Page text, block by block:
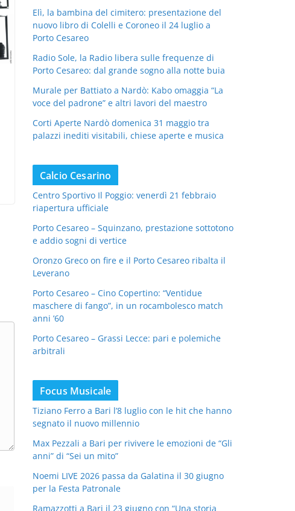
Elì, la bambina del cimitero: presentazione del
nuovo libro di Colelli e Coroneo il 24 luglio a
Porto Cesareo
Radio Sole, la Radio libera sulle frequenze di
Porto Cesareo: dal grande sogno alla notte buia
Murale per Battiato a Nardò: Kabo omaggia “La
voce del padrone” e altri lavori del maestro
Corti Aperte Nardò domenica 31 maggio tra
palazzi inediti visitabili, chiese aperte e musica
Calcio Cesarino
Centro Sportivo Il Poggio: venerdì 21 febbraio
riapertura ufficiale
Porto Cesareo – Squinzano, prestazione sottotono
e addio sogni di vertice
Oronzo Greco on fire e il Porto Cesareo ribalta il
Leverano
Porto Cesareo – Cino Copertino: “Ventidue
maschere di fango”, in un rocambolesco match
anni ’60
Porto Cesareo – Grassi Lecce: pari e polemiche
arbitrali
Focus Musicale
Tiziano Ferro a Bari l’8 luglio con le hit che hanno
segnato il nuovo millennio
Max Pezzali a Bari per rivivere le emozioni de “Gli
anni” di “Sei un mito”
Noemi LIVE 2026 passa da Galatina il 30 giugno
per la Festa Patronale
Ramazzotti a Bari il 23 giugno con “Una storia